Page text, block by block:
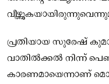
പ്രതിയായ സുരേഷ്
വാതിൽക്കൽ നിന്ന്
കാരണമായെന്നാണ്